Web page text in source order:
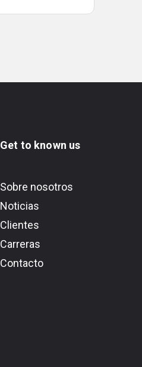
Get to known us
Sobre nosotros
Noticias
Clientes
Carreras
Contacto